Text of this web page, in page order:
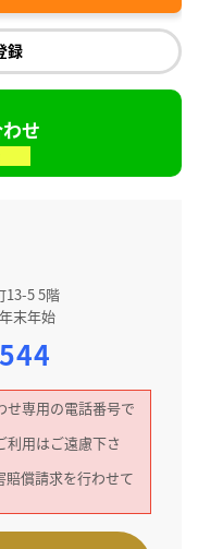
録
せ
13-5 5階
末年始
せ専用の電話番号で
利用はご遠慮下さ
償請求を行わせて